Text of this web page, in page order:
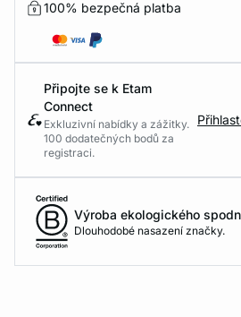
100% bezpečná platba
Připojte se k Etam
Connect
Exkluzivní nabídky a zážitky.
100 dodatečných bodů za
registraci.
Výroba ekologického
Dlouhodobé nasazení značky.